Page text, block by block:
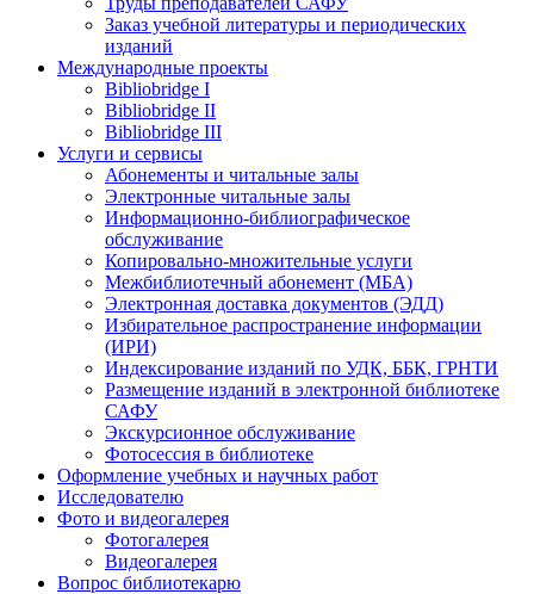
Заказ учебной литературы и периодических
изданий
Международные проекты
Bibliobridge I
Bibliobridge II
Bibliobridge III
Услуги и сервисы
Абонементы и читальные залы
Электронные читальные залы
Информационно-библиографическое
обслуживание
Копировально-множительные услуги
Межбиблиотечный абонемент (МБА)
Электронная доставка документов (ЭДД)
Избирательное распространение информации
(ИРИ)
Индексирование изданий по УДК, ББК, ГРНТИ
Размещение изданий в электронной библиотеке
САФУ
Экскурсионное обслуживание
Фотосессия в библиотеке
Оформление учебных и научных работ
Исследователю
Фото и видеогалерея
Фотогалерея
Видеогалерея
Вопрос библиотекарю